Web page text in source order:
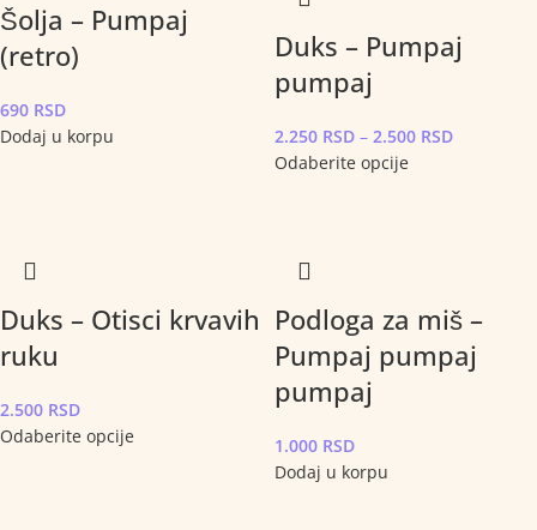
Šolja – Pumpaj
(retro)
690 RSD
Dodaj u korpu
Duks – Pumpaj
pumpaj
2.250 RSD – 2.500 RSD
Odaberite opcije
Duks – Otisci krvavih
ruku
2.500 RSD
Odaberite opcije
Podloga za miš –
Pumpaj pumpaj
pumpaj
1.000 RSD
Dodaj u korpu